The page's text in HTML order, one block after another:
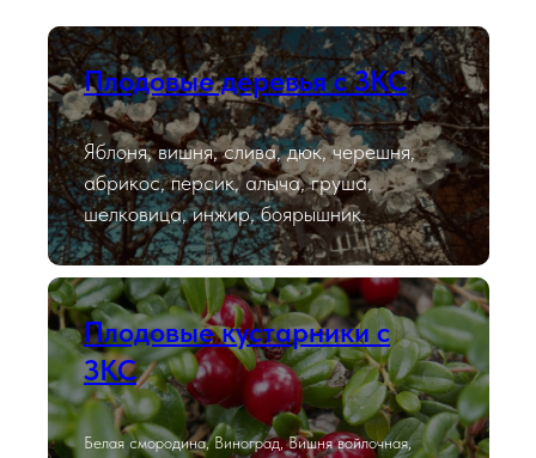
Плодовые деревья с ЗКС
Яблоня, вишня, слива, дюк, черешня,
абрикос, персик, алыча, груша,
шелковица, инжир, боярышник.
Плодовые кустарники с
ЗКС
Белая смородина, Виноград, Вишня войлочная,